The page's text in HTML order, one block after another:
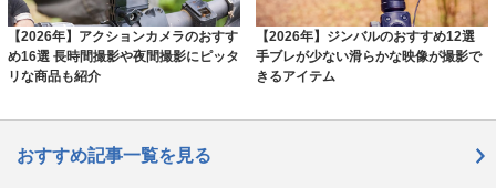
【2026年】アクションカメラのおすす
め16選 長時間撮影や夜間撮影にピッタ
リな商品も紹介
【2026年】ジンバルのおすすめ12選
手ブレが少ない滑らかな映像が撮影で
きるアイテム
おすすめ記事一覧を見る